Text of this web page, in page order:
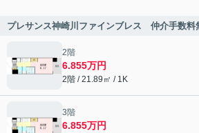
プレサンス神崎川ファインブレス 仲介手数料
2階
6.855万円
2階 / 21.89㎡ / 1K
3階
6.855万円